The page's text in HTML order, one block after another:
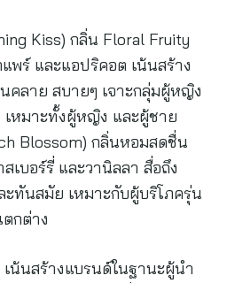
Kiss) กลิ่น Floral Fruity
พร์ และแอปริคอต เน้นสร้าง
คลาย สบายๆ เจาะกลุ่มผู้หญิง
หมาะทั้งผู้หญิง และผู้ชาย
Blossom) กลิ่นหอมสดชื่น
บอร์รี่ และวานิลลา สื่อถึง
ะทันสมัย เหมาะกับผู้บริโภครุ่น
กต่าง
น้นสร้างแบรนด์ในฐานะผู้นำ